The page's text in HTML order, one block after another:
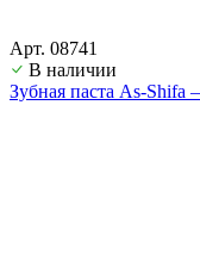
Арт. 08741
В наличии
Зубная паста As-Shifa